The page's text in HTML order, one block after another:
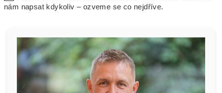
nám napsat kdykoliv – ozveme se co nejdříve.